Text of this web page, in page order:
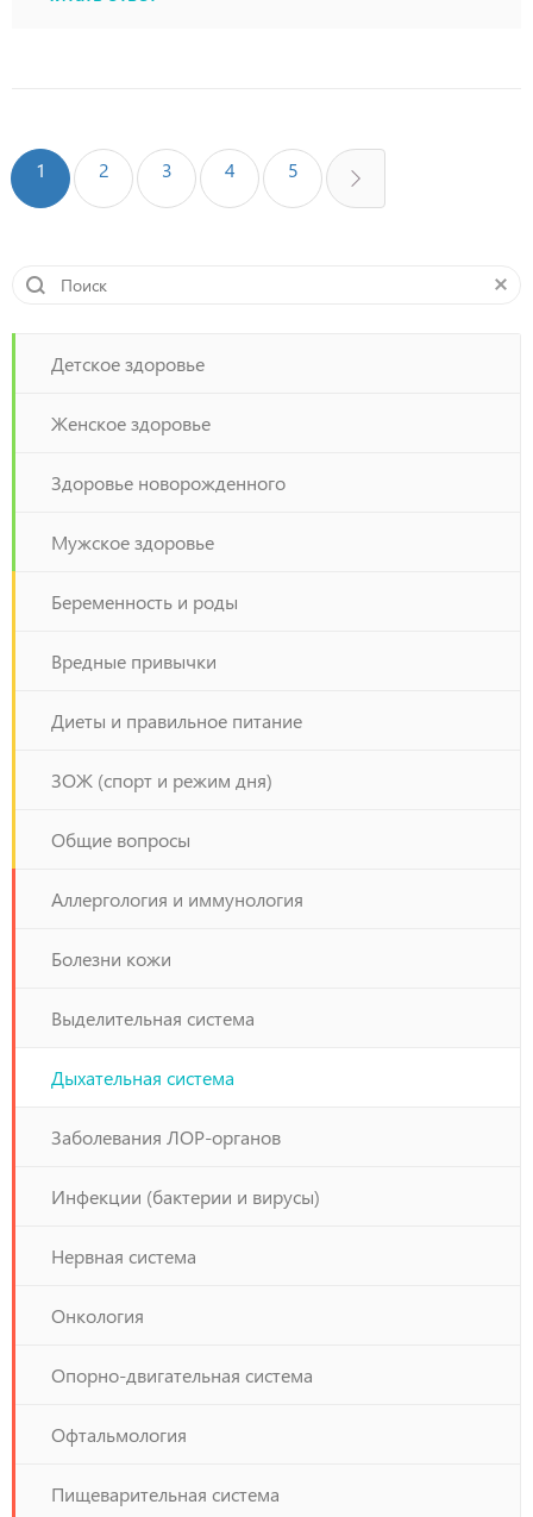
1 2 3 4 5
Детское здоровье
Женское здоровье
Здоровье новорожденного
Мужское здоровье
Беременность и роды
Вредные привычки
Диеты и правильное питание
ЗОЖ (спорт и режим дня)
Общие вопросы
Аллергология и иммунология
Болезни кожи
Выделительная система
Дыхательная система
Заболевания ЛОР-органов
Инфекции (бактерии и вирусы)
Нервная система
Онкология
Опорно-двигательная система
Офтальмология
Пищеварительная система